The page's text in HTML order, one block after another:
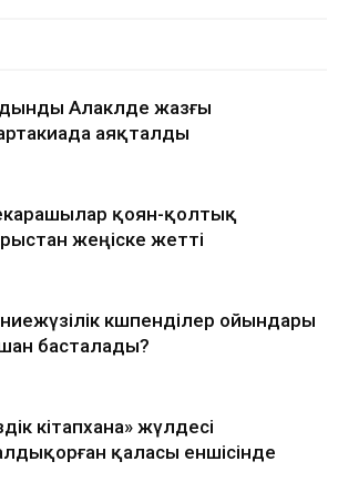
Алакөлде жазғы
аяқталды
қоян-қолтық
жеңіске жетті
көшпенділер ойындары
басталады?
кітапхана» жүлдесі
қаласы еншісінде